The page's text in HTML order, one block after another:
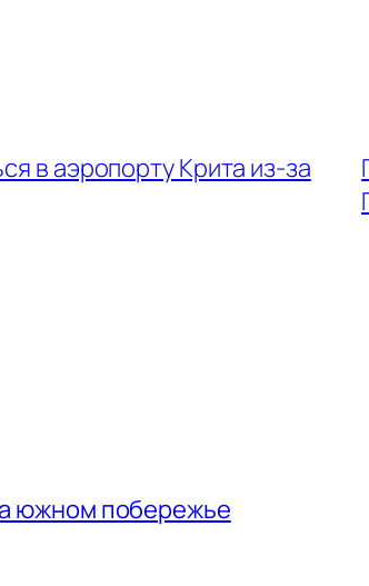
в аэропорту Крита из-за
южном побережье